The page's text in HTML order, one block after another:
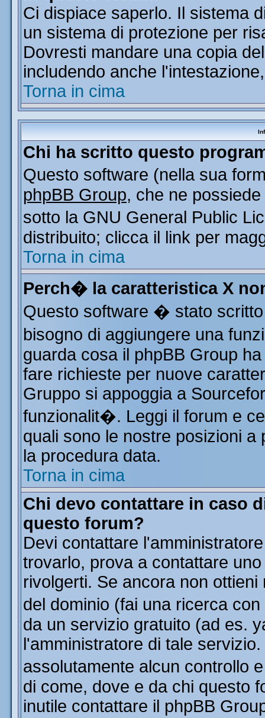
Ci dispiace saperlo. Il sistema
un sistema di protezione per
Dovresti mandare una copia
includendo anche
Torna in cima
Chi ha scritto questo
Questo software (nella sua
phpBB Group, che ne
sotto la GNU General Public
distribuito; clicca il link per
Torna in cima
Perch� la caratteristica X
Questo software � stato
bisogno di aggiungere una
guarda cosa il phpBB Group
fare richieste per nuove
Gruppo si appoggia a
funzionalit�. Leggi il forum e
quali sono le nostre posizioni
la procedura data.
Torna in cima
Chi devo contattare in caso
questo forum?
Devi contattare
trovarlo, prova a contattare
rivolgerti. Se ancora non
del dominio (fai una ricerca
da un servizio gratuito (ad es.
l'amministratore di tale
assolutamente alcun controllo
di come, dove e da chi questo
inutile contattare il phpBB